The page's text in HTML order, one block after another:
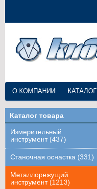
О КОМПАНИИ КАТАЛОГ
Каталог товара
Измерительный
инструмент (437)
Станочная оснастка (331)
Металлорежущий
инструмент (1213)